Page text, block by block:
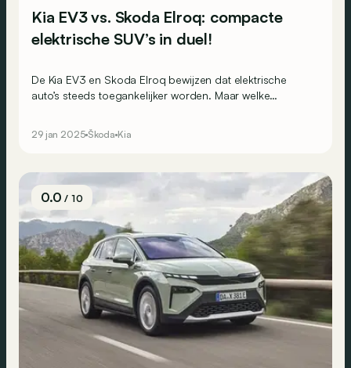
Kia EV3 vs. Skoda Elroq: compacte
elektrische SUV’s in duel!
De Kia EV3 en Skoda Elroq bewijzen dat elektrische
auto’s steeds toegankelijker worden. Maar welke
29 jan 2025 Škoda Kia
0.0/ 10